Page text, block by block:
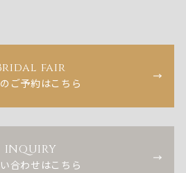
fair
ご予約はこちら
INQUIRY
合わせはこちら